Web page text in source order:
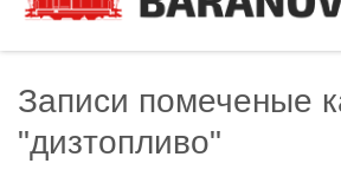
Записи помеченые
"дизтопливо"